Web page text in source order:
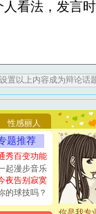
性感丽人
题推荐
秀百变功能
起漫步音乐
夜告别寂寞
的球技吗？
你太多，
要平安！
[圣诞节]
能正大光
天都要快
[圣诞节]
如意,快
[元旦]看
断电。爱
你是我专